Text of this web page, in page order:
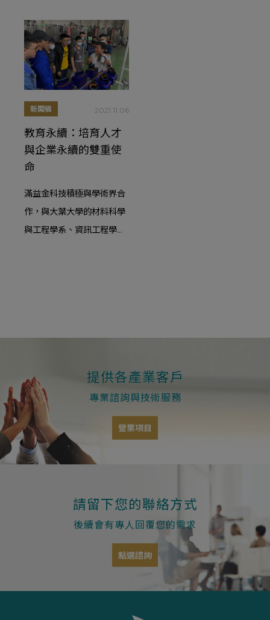
續發展結合，成為行業的領
跑者。
新聞稿 2021.11.06
教育永續：培育人才
與企業永續的雙重使
命
滿益金科技積極與學術界合
作，與大葉大學的材料科學
與工程學系、資訊工程學系
提供各產業客戶
專業諮詢與技術服務
營業項目
請留下您的聯絡方式
後續會有專人回覆您的需求
點選諮詢